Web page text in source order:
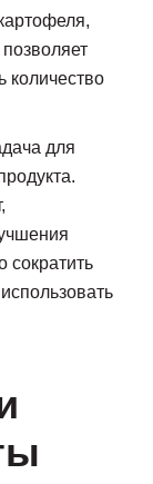
количество
для
сократить